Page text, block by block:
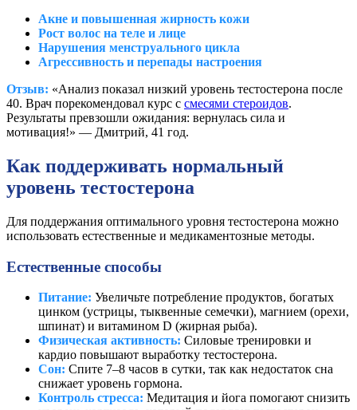
Акне и повышенная жирность кожи
Рост волос на теле и лице
Нарушения менструального цикла
Агрессивность и перепады настроения
Отзыв: «Анализ показал низкий уровень тестостерона после
40. Врач порекомендовал курс с смесями стероидов.
Результаты превзошли ожидания: вернулась сила и
мотивация!» — Дмитрий, 41 год.
Как поддерживать нормальный
уровень тестостерона
Для поддержания оптимального уровня тестостерона можно
использовать естественные и медикаментозные методы.
Естественные способы
Питание: Увеличьте потребление продуктов, богатых
цинком (устрицы, тыквенные семечки), магнием (орехи,
шпинат) и витамином D (жирная рыба).
Физическая активность: Силовые тренировки и
кардио повышают выработку тестостерона.
Сон: Спите 7–8 часов в сутки, так как недостаток сна
снижает уровень гормона.
Контроль стресса: Медитация и йога помогают снизить